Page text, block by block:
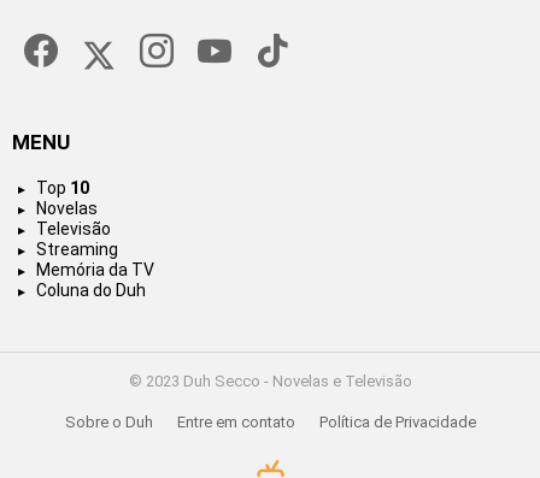
MENU
Top 10
Novelas
Televisão
Streaming
Memória da TV
Coluna do Duh
© 2023 Duh Secco - Novelas e Televisão
Sobre o Duh Entre em contato Política de Privacidade